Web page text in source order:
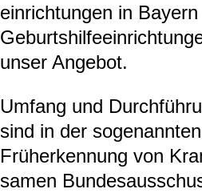
ein­rich­tun­gen in
unser Ange­bot.
Umfang und
sind in der
Früh­erken­nung von
sa­men